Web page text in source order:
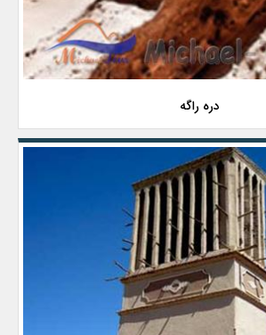
دره راگه